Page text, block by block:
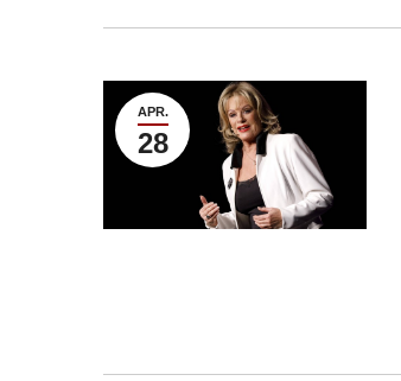
APR.
28